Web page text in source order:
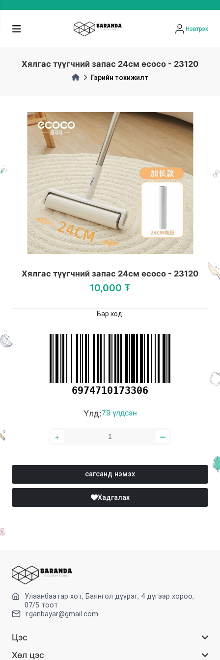
Нэвтрэх
Хялгас түүгчний запас 24см ecoco - 23120
Гэрийн тохижилт
Хялгас түүгчний запас 24см ecoco - 23120
10,000 ₮
Бар код:
6974710173306
Үлд:79 үлдсэн
сагсанд нэмэх
Хадгалах
Улаанбаатар хот, Баянгол дүүрэг, 4 дүгээр хороо,
07/5 тоот
r.ganbayar@gmail.com
Цэс
Хөл цэс